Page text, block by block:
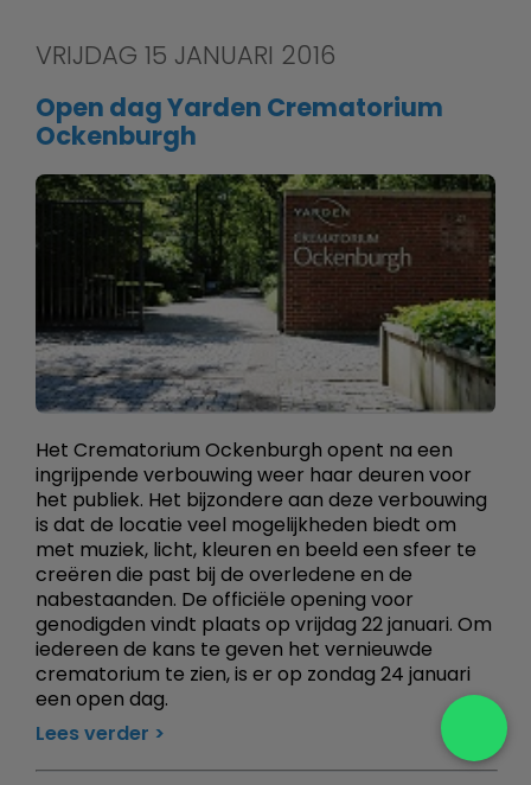
VRIJDAG 15 JANUARI 2016
Open dag Yarden Crematorium
Ockenburgh
Het Crematorium Ockenburgh opent na een
ingrijpende verbouwing weer haar deuren voor
het publiek. Het bijzondere aan deze verbouwing
is dat de locatie veel mogelijkheden biedt om
met muziek, licht, kleuren en beeld een sfeer te
creëren die past bij de overledene en de
nabestaanden. De officiële opening voor
genodigden vindt plaats op vrijdag 22 januari. Om
iedereen de kans te geven het vernieuwde
crematorium te zien, is er op zondag 24 januari
een open dag.
Lees verder